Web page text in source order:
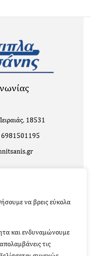
να βρεις εύκολα
και ενδυναμώνουμε
τις
18531
Ιστοσελίδων